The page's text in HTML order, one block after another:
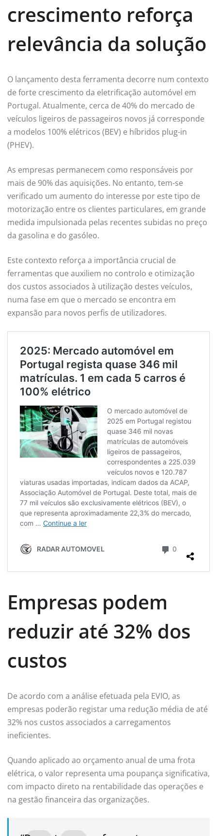
crescimento reforça
relevância da solução
O lançamento desta ferramenta decorre num contexto
de forte crescimento da eletrificação automóvel em
Portugal. Atualmente, cerca de 40% do mercado de
veículos ligeiros de passageiros novos já corresponde
a modelos 100% elétricos (BEV) e híbridos plug-in
(PHEV).
As empresas permanecem como responsáveis por
mais de 90% das aquisições. No entanto, tem-se
verificado um aumento do interesse por este tipo de
motorização entre os clientes particulares, em grande
medida impulsionada pelas recentes subidas no preço
da gasolina e do gasóleo.
Este contexto reforça a importância crucial de
ferramentas que auxiliem no controlo e otimização
dos custos associados à utilização destes veículos,
numa fase em que o mercado se encontra em
expansão para novos perfis de utilizadores.
Empresas podem
reduzir até 32% dos
custos
De acordo com a análise efetuada pela EVIO, as
empresas poderão registar uma redução média de até
32% nos custos associados a carregamentos
ineficientes.
Quando aplicado ao orçamento anual de uma frota
elétrica, o valor representa uma poupança significativa,
com impacto direto na rentabilidade das operações e
na gestão financeira das organizações.